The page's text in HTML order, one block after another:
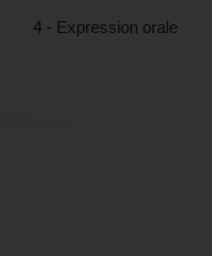
4 - Expression orale